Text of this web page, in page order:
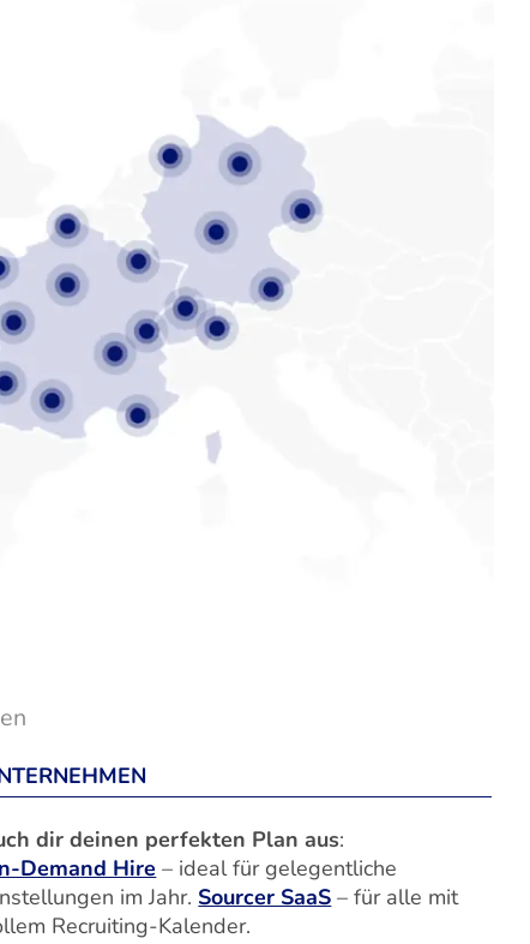
dir deinen perfekten Plan aus:
Demand Hire – ideal für gelegentliche
im Jahr. Sourcer SaaS – für alle mit
Recruiting-Kalender.